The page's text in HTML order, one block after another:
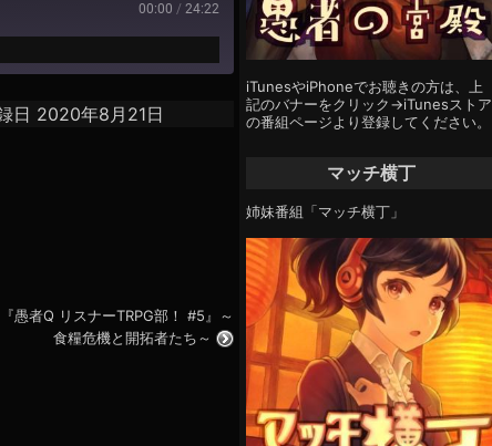
00:00 / 24:22
日 2020年8月21日
愚者Q リスナーTRPG部！ #5』～
食糧危機と開拓者たち～
iTunesやiPhoneでお聴きの方は、上
記のバナーをクリック→iTunesストア
の番組ページより登録してください。
マッチ横丁
姉妹番組「マッチ横丁」